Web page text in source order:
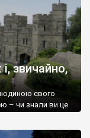
звичайно,
свого
– чи знали ви це